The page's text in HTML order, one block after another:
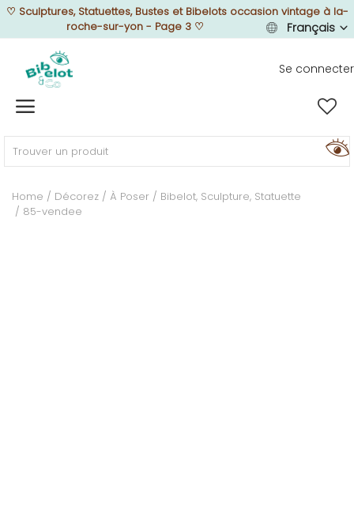
♡ Sculptures, Statuettes, Bustes et Bibelots occasion vintage à la-
roche-sur-yon - Page 3♡ Français
Se connecter
Home
MEUBLEZ
Home Décorez À Poser
Bibelot, Sculpture, Statuette
85-vendee